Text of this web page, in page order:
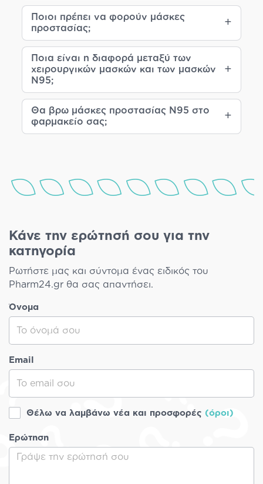
Ποιοι πρέπει να φορούν μάσκες
προστασίας;
Ποια είναι η διαφορά μεταξύ των
χειρουργικών μασκών και των μασκών
N95;
Θα βρω μάσκες προστασίας N95 στο
φαρμακείο σας;
Κάνε την ερώτησή σου για την
κατηγορία
Ρωτήστε μας και σύντομα ένας ειδικός του
Pharm24.gr θα σας απαντήσει.
Όνομα
Email
Θέλω να λαμβάνω νέα και προσφορές (όροι)
Ερώτηση